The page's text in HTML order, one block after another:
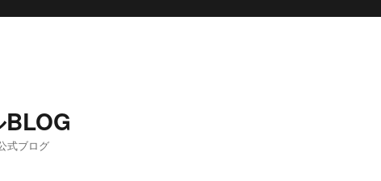
式ブログ